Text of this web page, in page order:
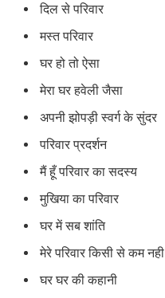
दिल से परिवार
मस्त परिवार
घर हो तो ऐसा
मेरा घर हवेली जैसा
अपनी झोपड़ी स्वर्ग के सुंदर
परिवार प्रदर्शन
मैं हूँ परिवार का सदस्य
मुखिया का परिवार
घर में सब शांति
मेरे परिवार किसी से कम नही
घर घर की कहानी